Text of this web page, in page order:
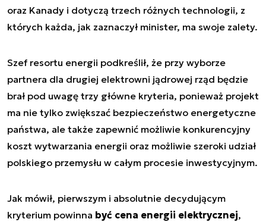
oraz Kanady i dotyczą trzech różnych technologii, z
których każda, jak zaznaczył minister, ma swoje zalety.
Szef resortu energii podkreślił, że przy wyborze
partnera dla drugiej elektrowni jądrowej rząd będzie
brał pod uwagę trzy główne kryteria, ponieważ projekt
ma nie tylko zwiększać bezpieczeństwo energetyczne
państwa, ale także zapewnić możliwie konkurencyjny
koszt wytwarzania energii oraz możliwie szeroki udział
polskiego przemysłu w całym procesie inwestycyjnym.
Jak mówił, pierwszym i absolutnie decydującym
kryterium powinna być cena energii elektrycznej,